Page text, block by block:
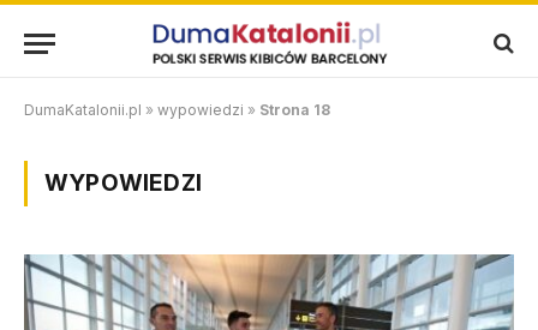
DumaKatalonii.pl » wypowiedzi » Strona 18
WYPOWIEDZI